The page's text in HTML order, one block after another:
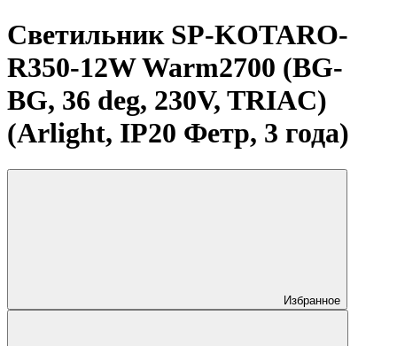
Светильник SP-KOTARO-
R350-12W Warm2700 (BG-
BG, 36 deg, 230V, TRIAC)
(Arlight, IP20 Фетр, 3 года)
Избранное